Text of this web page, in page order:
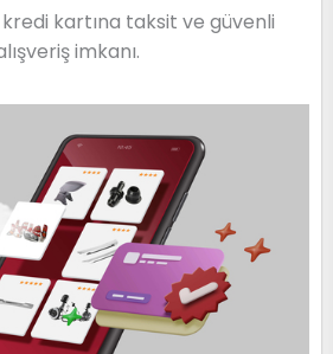
kartına taksit ve güvenli
imkanı.